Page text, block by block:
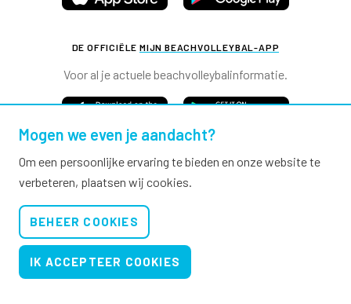
DE OFFICIËLE MIJN BEACHVOLLEYBAL-APP
Voor al je actuele beachvolleybalinformatie.
Nieuwsbrieven
Privacy & cookies
Mogen we even je aandacht?
Om een persoonlijke ervaring te bieden en onze website te
verbeteren, plaatsen wij cookies.
BEHEER COOKIES
IK ACCEPTEER COOKIES